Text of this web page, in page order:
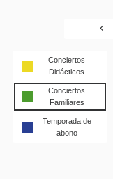
Conciertos
Didácticos
Conciertos
Familiares
Temporada de
abono